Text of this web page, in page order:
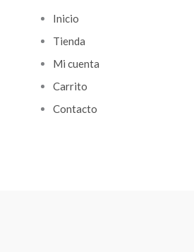
Inicio
Tienda
Mi cuenta
Carrito
Contacto